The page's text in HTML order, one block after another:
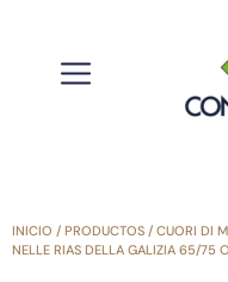
INICIO / PRODUCTOS / CUORI DI
NELLE RIAS DELLA GALIZIA 65/75